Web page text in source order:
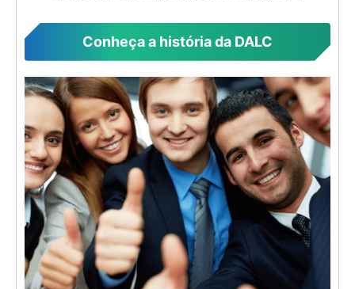
Conheça a história da DALC